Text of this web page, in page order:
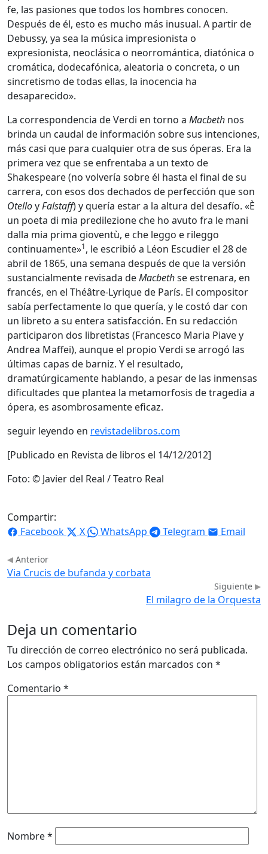
fe, las pasiones que todos los hombres conocen.
Después de él, esto es mucho más inusual. A partir de
Debussy, ya sea la música impresionista o
expresionista, neoclásica o neorromántica, diatónica o
cromática, dodecafónica, aleatoria o concreta, o un
sincretismo de todas ellas, la inocencia ha
desaparecido».
La correspondencia de Verdi en torno a Macbeth nos
brinda un caudal de información sobre sus intenciones,
más casi que para cualquier otra de sus óperas. Era la
primera vez que se enfrentaba a un texto de
Shakespeare (no volvería sobre él hasta el final de su
carrera, con esos dos dechados de perfección que son
OtelloyFalstaff) y quería estar a la altura del desafío. «È
un poeta di mia predilezione che ho avuto fra le mani
dalla mia prima gioventù, e che leggo e rileggo
continuamente»1, le escribió a Léon Escudier el 28 de
abril de 1865, una semana después de que la versión
sustancialmente revisada deMacbethse estrenara, en
francés, en el Théâtre-Lyrique de París. El compositor
sabía perfectamente lo que quería, y le costó dar con
un libreto a su entera satisfacción. En su redacción
participaron dos libretistas (Francesco Maria Piave y
Andrea Maffei), aunque el propio Verdi se arrogó las
últimas capas de barniz. Y el resultado,
dramatúrgicamente hablando, a pesar de las inmensas
dificultades que plantea la metamorfosis de tragedia a
ópera, es asombrosamente eficaz.
seguir leyendo en revistadelibros.com
[Publicado en Revista de libros el 14/12/2012]
Foto: © Javier del Real / Teatro Real
Compartir:
Facebook
X WhatsApp Telegram Email
Anterior
Via Crucis de bufanda y corbata
Siguiente
El milagro de la Orquesta
Deja un comentario
Tu dirección de correo electrónico no será publicada.
Los campos obligatorios están marcados con *
Comentario *
Nombre*